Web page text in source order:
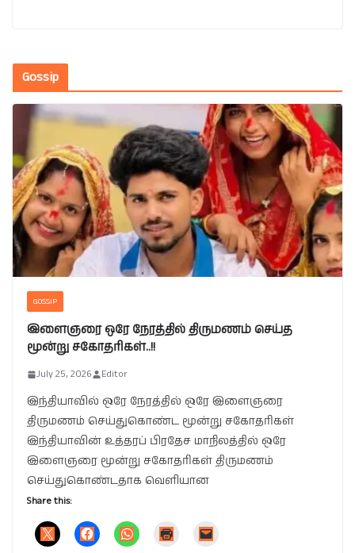
Gossip
GOSSIP
இளைஞரை ஒரே நேரத்தில் திருமணம் செய்த
மூன்று சகோதரிகள்..!!
July 25, 2026 Editor
இந்தியாவில் ஒரே நேரத்தில் ஒரே இளைஞரை
திருமணம் செய்துகொண்ட மூன்று சகோதரிகள்
இந்தியாவின் உத்தரப் பிரதேச மாநிலத்தில் ஒரே
இளைஞரை மூன்று சகோதரிகள் திருமணம்
செய்துகொண்டதாக வெளியான
Share this: